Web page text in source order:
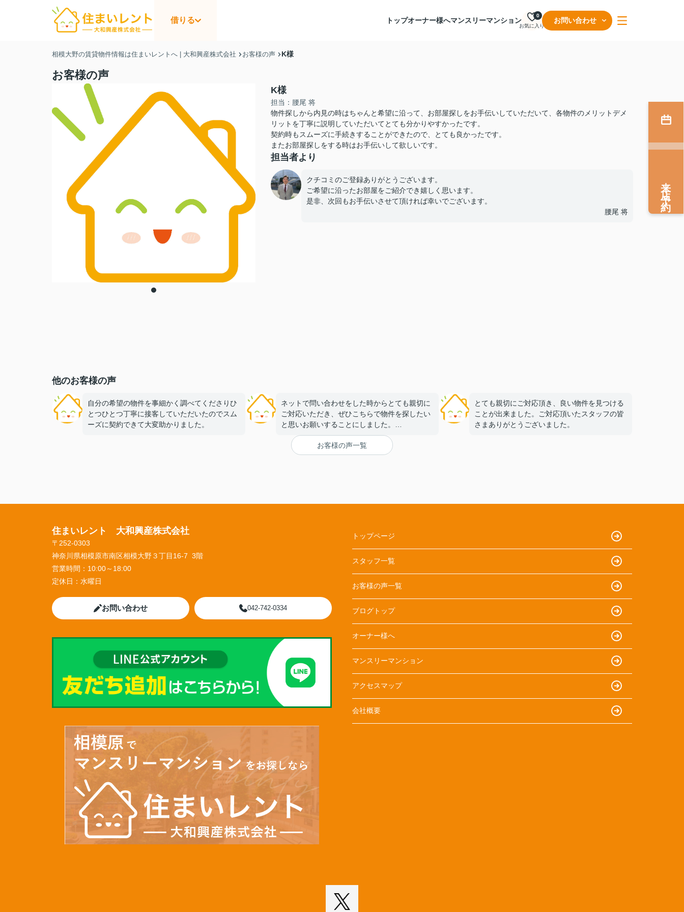
借りる トップオーナー様へマンスリーマンション
お気に入り
0
お問い合わせ
相模大野の賃貸物件情報は住まいレントへ | 大和興産株式会社 お客様の声 K様
お客様の声
K様
担当：腰尾 将
物件探しから内見の時はちゃんと希望に沿って、お部屋探しをお手伝いしていただいて、各物件のメリットデメ
リットを丁寧に説明していただいてとても分かりやすかったです。
契約時もスムーズに手続きすることができたので、とても良かったです。
またお部屋探しをする時はお手伝いして欲しいです。
担当者より
クチコミのご登録ありがとうございます。
ご希望に沿ったお部屋をご紹介でき嬉しく思います。
是非、次回もお手伝いさせて頂ければ幸いでございます。
腰尾 将
他のお客様の声
自分の希望の物件を事細かく調べてくださりひ
とつひとつ丁寧に接客していただいたのでスム
ーズに契約できて大変助かりました。
ネットで問い合わせをした時からとても親切に
ご対応いただき、ぜひこちらで物件を探したい
と思いお願いすることにしました。
来店後も終始丁寧にご対応いただき、安心して
入居準備を進めることができました！
とても親切にご対応頂き、良い物件を見つける
ことが出来ました。ご対応頂いたスタッフの皆
さまありがとうございました。
お客様の声一覧
来店予約
住まいレント 大和興産株式会社
〒252-0303
神奈川県相模原市南区相模大野３丁目16-7 3階
営業時間： 10:00～18:00
定休日： 水曜日
お問い合わせ 042-742-0334
トップページ
スタッフ一覧
お客様の声一覧
ブログトップ
オーナー様へ
マンスリーマンション
アクセスマップ
会社概要